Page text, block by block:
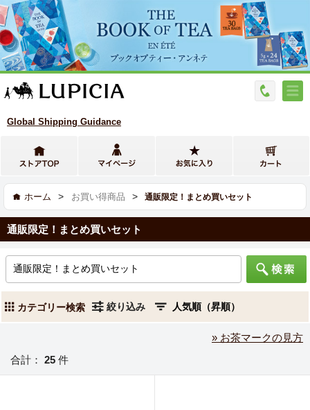
Global Shipping Guidance
ホーム > お買い得商品 > 通販限定！まとめ買いセット
通販限定！まとめ買いセット
カテゴリー検索 絞り込み
» お茶マークの見方
合計： 25 件